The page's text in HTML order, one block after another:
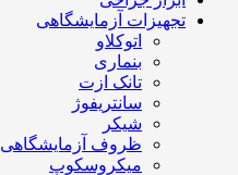
تجهیزات آزمایشگاهی
اتوکلاو
بنماری
تانک ازت
سانتریفوژ
شیکر
ظروف آزمایشگاهی
میکروسکوپ